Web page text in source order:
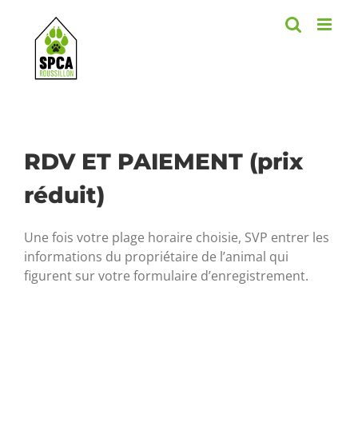
content
RDV ET PAIEMENT (prix
réduit)
Une fois votre plage horaire choisie, SVP entrer les
informations du propriétaire de l’animal qui
figurent sur votre formulaire d’enregistrement.